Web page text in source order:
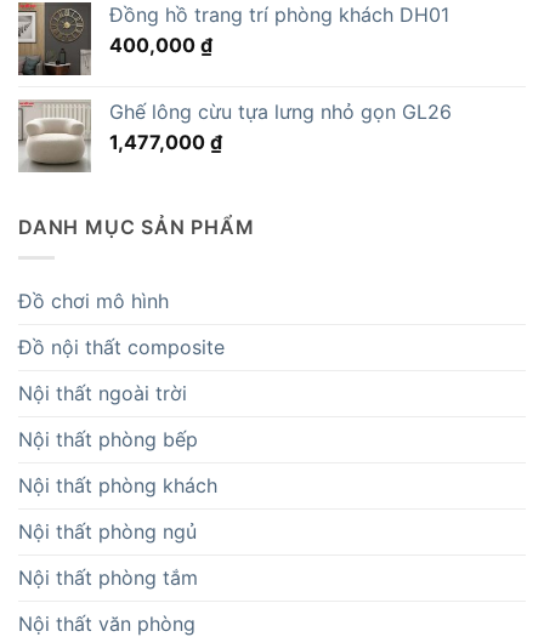
16,695,000 ₫.là:
Đồng hồ trang trí phòng khách DH01
400,000 ₫
Ghế lông cừu tựa lưng nhỏ gọn GL26
1,477,000 ₫
DANH MỤC SẢN PHẨM
Đồ chơi mô hình
Đồ nội thất composite
Nội thất ngoài trời
Nội thất phòng bếp
Nội thất phòng khách
Nội thất phòng ngủ
Nội thất phòng tắm
Nội thất văn phòng